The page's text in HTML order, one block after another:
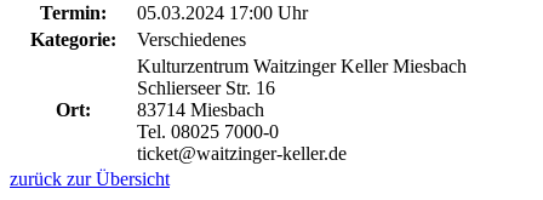
Termin:
05.03.2024 17:00 Uhr
Kategorie:
Verschiedenes
Ort:
Kulturzentrum Waitzinger Keller Miesbach
Schlierseer Str. 16
83714 Miesbach
Tel. 08025 7000-0
ticket@waitzinger-keller.de
zurück zur Übersicht